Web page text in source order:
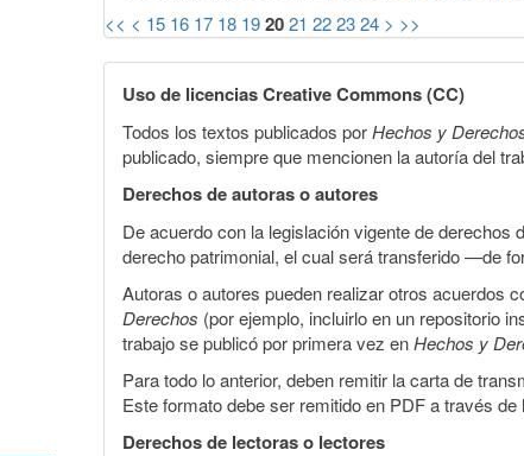
<< < 15 16 17 18 192021 222324 > >>
Uso de licencias Creative Commons (CC)
Todos los textos publicados porHechos y
publicado, siempre que mencionen la autoría del
Derechos de autoras o autores
De acuerdo con la legislación vigente de derechos
derecho patrimonial, el cual será transferido —de
Autoras o autores pueden realizar otros acuerdos
Derechos (por ejemplo, incluirlo en un repositorio
trabajo se publicó por primera vez enHechos y
Para todo lo anterior, deben remitir la carta de
Este formato debe ser remitido en PDF a través de
Derechos de lectoras o lectores